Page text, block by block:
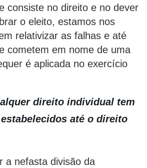
consiste no direito e no dever
o eleito, estamos nos
relativizar as falhas e até
cometem em nome de uma
é aplicada no exercício
direito individual tem
até o direito
a nefasta divisão da